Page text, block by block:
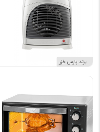
برند پارس خزر